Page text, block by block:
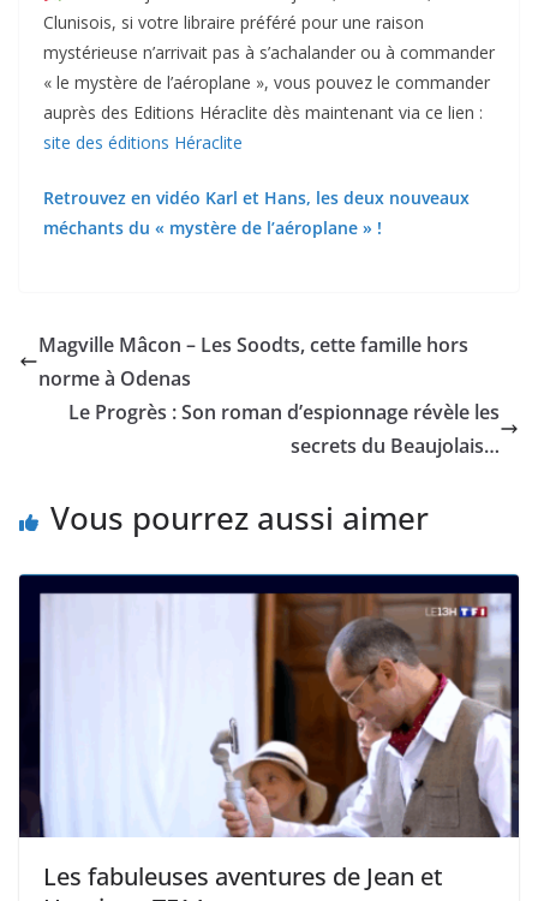
Clunisois, si votre libraire préféré pour une raison
mystérieuse n’arrivait pas à s’achalander ou à commander
« le mystère de l’aéroplane », vous pouvez le commander
auprès des Editions Héraclite dès maintenant via ce lien :
site des éditions Héraclite
Retrouvez en vidéo Karl et Hans, les deux nouveaux
méchants du « mystère de l’aéroplane » !
Magville Mâcon – Les Soodts, cette famille hors
norme à Odenas
Le Progrès : Son roman d’espionnage révèle les
secrets du Beaujolais…
Vous pourrez aussi aimer
Les fabuleuses aventures de Jean et